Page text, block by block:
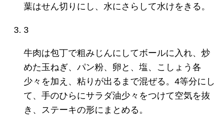
葉はせん切りにし、水にさらして水けをきる。
3
牛肉は包丁で粗みじんにしてボールに入れ、炒
めた玉ねぎ、パン粉、卵と、塩、こしょう各
少々を加え、粘りが出るまで混ぜる。4等分にし
て、手のひらにサラダ油少々をつけて空気を抜
き、ステーキの形にまとめる。